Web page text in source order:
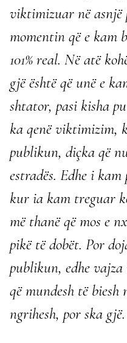
viktimizuar në asnjë
momentin që e kam
101% real. Në atë
gjë është që unë e
shtator, pasi kisha
ka qenë viktimizim,
publikun, diçka që
estradës. Edhe i
kur ia kam treguar
më thanë që mos e
pikë të dobët. Por
publikun, edhe
që mundesh të
ngrihesh, por ska gjë.